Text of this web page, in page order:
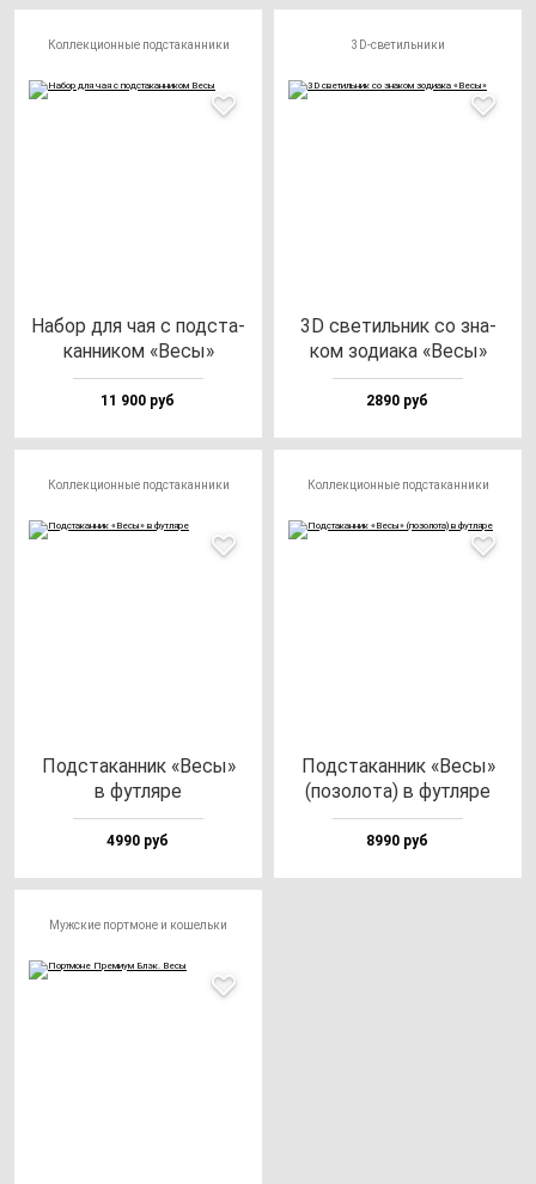
Коллекционные подстаканники
Набор для чая с под­ста­
кан­ни­ком «Весы»
11 900 руб
3D-светильники
3D све­тиль­ник со зна­
ком зо­ди­ака «Весы»
2890 руб
Коллекционные подстаканники
Под­ста­кан­ник «Весы»
в фут­ля­ре
4990 руб
Коллекционные подстаканники
Под­ста­кан­ник «Весы»
(по­зо­ло­та) в фут­ля­ре
8990 руб
Мужские портмоне и кошельки